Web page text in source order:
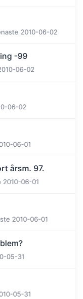
2010-06-02
-99
06-02
06-02
06-01
årsm. 97.
2010-06-01
2010-06-01
05-31
05-31